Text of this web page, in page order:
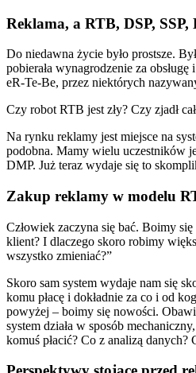
Reklama, a RTB, DSP, SSP,
Do niedawna życie było prostsze.
pobierała wynagrodzenie za
eR-Te-Be, przez niektórych
Czy robot RTB jest zły? Czy zjadł
Na rynku reklamy jest miejsce na
podobna. Mamy wielu uczestników
DMP. Już teraz wydaje się to
Zakup reklamy w modelu
Człowiek zaczyna się bać. Boimy
klient? I dlaczego skoro robimy
wszystko zmieniać?”
Skoro sam system wydaje nam się
komu płacę i dokładnie za co i od
powyżej – boimy się nowości.
system działa w sposób
komuś płacić? Co z analizą